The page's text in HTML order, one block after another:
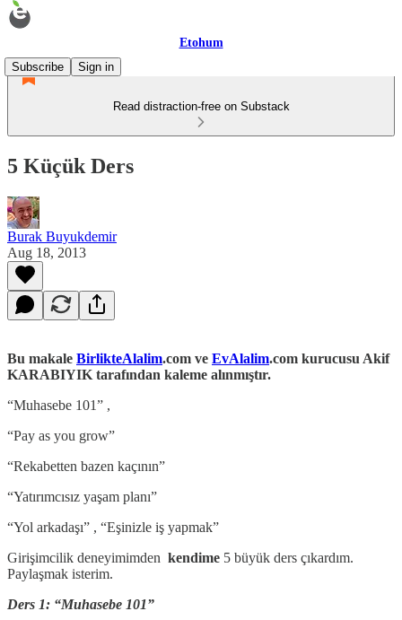
Etohum
Subscribe
Sign in
Read distraction-free on Substack
5 Küçük Ders
Burak Buyukdemir
Aug 18, 2013
Bu makale BirlikteAlalim.com ve EvAlalim.com kurucusu Akif
KARABIYIK tarafından kaleme alınmıştır.
“Muhasebe 101” ,
“Pay as you grow”
“Rekabetten bazen kaçının”
“Yatırımcısız yaşam planı”
“Yol arkadaşı” , “Eşinizle iş yapmak”
Girişimcilik deneyimimden kendime 5 büyük ders çıkardım.
Paylaşmak isterim.
Ders 1: “Muhasebe 101”